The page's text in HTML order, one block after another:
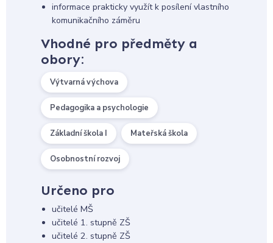
informace prakticky využít k posílení vlastního
komunikačního záměru
Vhodné pro předměty a
obory:
Výtvarná výchova
Pedagogika a psychologie
Základní škola I Mateřská škola
Osobnostní rozvoj
Určeno pro
učitelé MŠ
učitelé 1. stupně ZŠ
učitelé 2. stupně ZŠ